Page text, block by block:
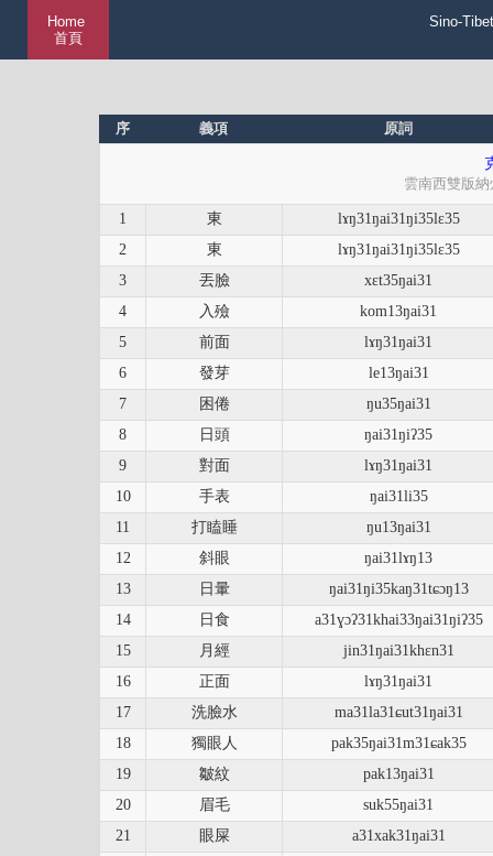
Home
首頁
Sino-
序 義項 原詞
雲南西雙版
1 東
lɤŋ31ŋai31ŋi35lɛ35
2
東
lɤŋ31ŋai31ŋi35lɛ35
3
丟臉
xɛt35ŋai31
4
入殮
kom13ŋai31
5
前面
lɤŋ31ŋai31
6
發芽
le13ŋai31
7
困倦
ŋu35ŋai31
8
日頭
ŋai31ŋiʔ35
9
對面
lɤŋ31ŋai31
10
手表
ŋai31li35
11
打瞌睡
ŋu13ŋai31
12
斜眼
ŋai31lɤŋ13
13
日暈
ŋai31ŋi35kaŋ31tɕɔŋ13
14
日食
a31ɣɔʔ31khai33ŋai31ŋiʔ35
15
月經
jin31ŋai31khɛn31
16
正面
lɤŋ31ŋai31
17
洗臉水
ma31la31ɕut31ŋai31
18
獨眼人
pak35ŋai31m31ɕak35
19
皺紋
pak13ŋai31
20
眉毛
suk55ŋai31
21
眼屎
a31xak31ŋai31